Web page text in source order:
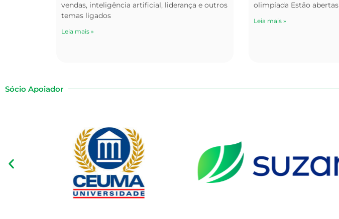
vendas, inteligência artificial, liderança e outros
temas ligados
Leia mais »
olimpíada Estão abertas
Leia mais »
Sócio Apoiador